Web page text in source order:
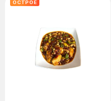
ОСТРОЕ